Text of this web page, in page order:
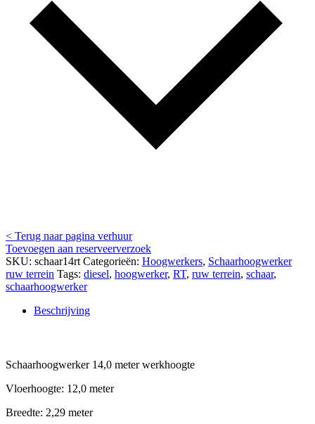
< Terug naar pagina verhuur
Toevoegen aan reserveerverzoek
SKU: schaar14rt Categorieën: Hoogwerkers, Schaarhoogwerker
ruw terrein Tags: diesel, hoogwerker, RT, ruw terrein, schaar,
schaarhoogwerker
Beschrijving
Schaarhoogwerker 14,0 meter werkhoogte
Vloerhoogte: 12,0 meter
Breedte: 2,29 meter